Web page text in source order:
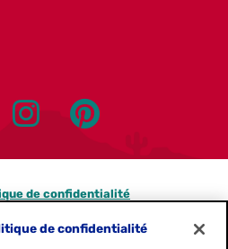
de confidentialité
de confidentialité